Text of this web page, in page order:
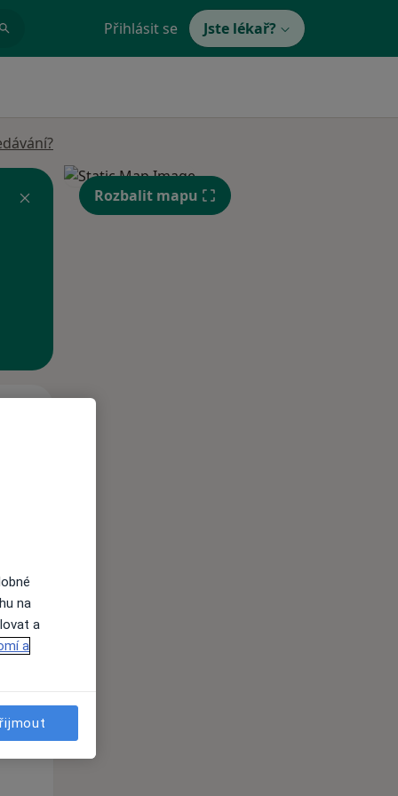
Přihlásit se Jste lékař?
12 Srpen
Rozbalit mapu
na
a
a